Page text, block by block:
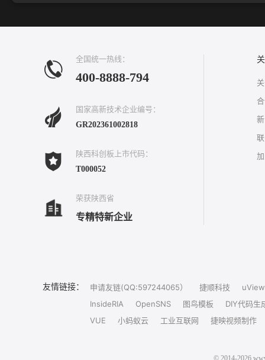
全国统一热线：
400-8888-794
国家高新技术企业编号：
GR202361002818
陕西科创板上市代码：
T000052
荣获陕西省
专精特新企业
友情链接： 申请友链(QQ:597244065） 捷顺科技
uView
InsideRIA
OpenSNS 图鸟模板
DIY代码生
VUE
小蚂蚁云 工业互联网 捷映视频制作
© 2014-2026